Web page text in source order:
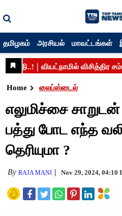
தமிழகம் அரசியல் மாவட்டங்கள்
Home லைப்ஸ்டைல்
எலுமிச்சை
பத்து போட எந்த
தெரியுமா ?
ByRAJA MANI Nov 29, 2024, 04:10